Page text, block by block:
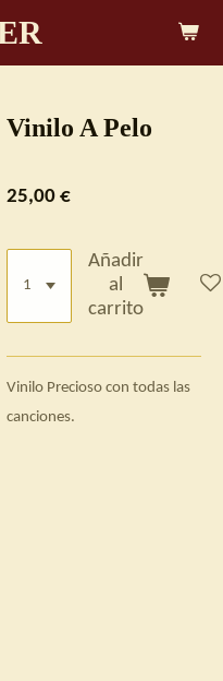
Vinilo A Pelo
25,00 €
Añadir
al
carrito
Vinilo Precioso con todas las
canciones.